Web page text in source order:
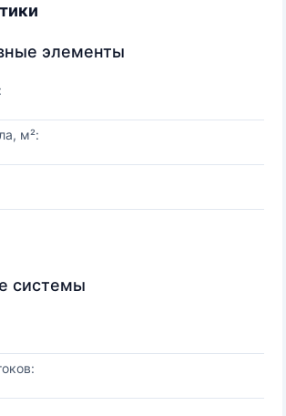
элементы
м²:
системы